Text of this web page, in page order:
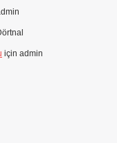
için admin